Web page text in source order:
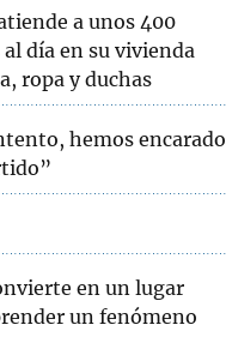
a unos 400
día en su vivienda
ropa y duchas
hemos encarado
en un lugar
un fenómeno